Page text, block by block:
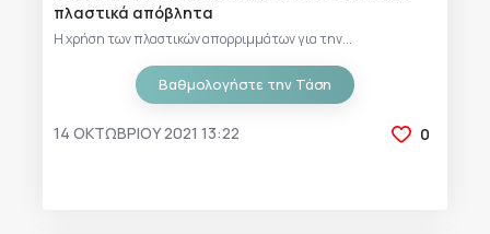
πλαστικά απόβλητα
Η χρήση των πλαστικών απορριμμάτων για την...
Βαθμολογήστε την Τάση
14 ΟΚΤΩΒΡΊΟΥ 2021 13:22 0